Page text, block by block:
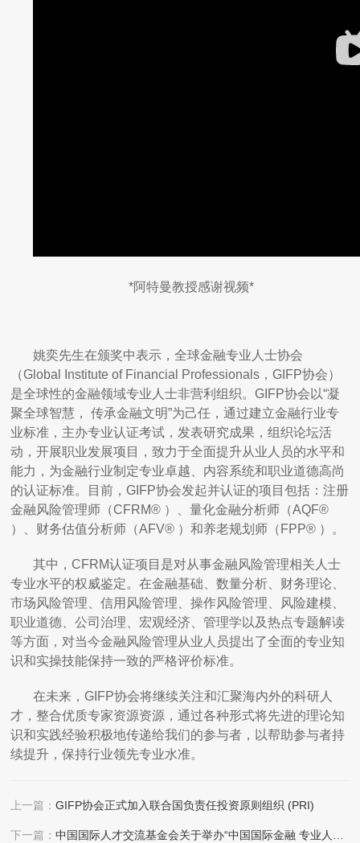
*阿特曼教授感谢视频*
姚奕先生在颁奖中表示，全球金融专业人士协会
（Global Institute of Financial Professionals，GIFP协会）
是全球性的金融领域专业人士非营利组织。GIFP协会以“凝
聚全球智慧， 传承金融文明”为己任，通过建立金融行业专
业标准，主办专业认证考试，发表研究成果，组织论坛活
动，开展职业发展项目，致力于全面提升从业人员的水平和
能力，为金融行业制定专业卓越、内容系统和职业道德高尚
的认证标准。目前，GIFP协会发起并认证的项目包括：注册
金融风险管理师（CFRM® ）、量化金融分析师（AQF®
）、财务估值分析师（AFV® ）和养老规划师（FPP® ）。
其中，CFRM认证项目是对从事金融风险管理相关人士
专业水平的权威鉴定。在金融基础、数量分析、财务理论、
市场风险管理、信用风险管理、操作风险管理、风险建模、
职业道德、公司治理、宏观经济、管理学以及热点专题解读
等方面，对当今金融风险管理从业人员提出了全面的专业知
识和实操技能保持一致的严格评价标准。
在未来，GIFP协会将继续关注和汇聚海内外的科研人
才，整合优质专家资源资源，通过各种形式将先进的理论知
识和实践经验积极地传递给我们的参与者，以帮助参与者持
续提升，保持行业领先专业水准。
上一篇：GIFP协会正式加入联合国负责任投资原则组织 (PRI)
下一篇：